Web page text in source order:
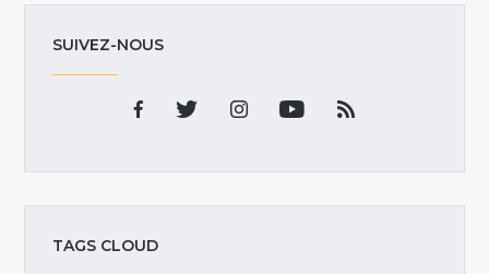
SUIVEZ-NOUS
TAGS CLOUD